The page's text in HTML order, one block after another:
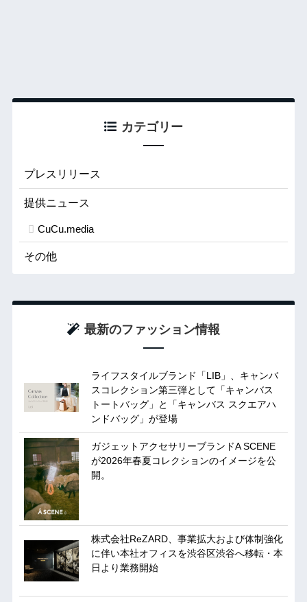
カテゴリー
プレスリリース
提供ニュース
CuCu.media
その他
最新のファッション情報
ライフスタイルブランド「LIB」、キャンバ
スコレクション第三弾として「キャンバス
トートバッグ」と「キャンバス スクエアハ
ンドバッグ」が登場
ガジェットアクセサリーブランドA SCENE
が2026年春夏コレクションのイメージを公
開。
株式会社ReZARD、事業拡大および体制強化
に伴い本社オフィスを渋谷区渋谷へ移転・本
日より業務開始